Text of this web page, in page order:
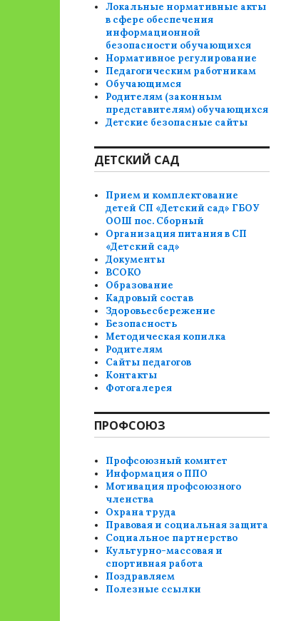
Локальные нормативные акты
в сфере обеспечения
информационной
безопасности обучающихся
Нормативное регулирование
Педагогическим работникам
Обучающимся
Родителям (законным
представителям) обучающихся
Детские безопасные сайты
ДЕТСКИЙ САД
Прием и комплектование
детей СП «Детский сад» ГБОУ
ООШ пос. Сборный
Организация питания в СП
«Детский сад»
Документы
ВСОКО
Образование
Кадровый состав
Здоровьесбережение
Безопасность
Методическая копилка
Родителям
Сайты педагогов
Контакты
Фотогалерея
ПРОФСОЮЗ
Профсоюзный комитет
Информация о ППО
Мотивация профсоюзного
членства
Охрана труда
Правовая и социальная защита
Социальное партнерство
Культурно-массовая и
спортивная работа
Поздравляем
Полезные ссылки